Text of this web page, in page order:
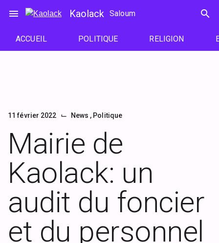
menu Kaolack Saloum search
ACCUEIL POLITIQUE RELIGION
11 février 2022 ⌙ News , Politique
Mairie de
Kaolack: un
audit du foncier
et du personnel